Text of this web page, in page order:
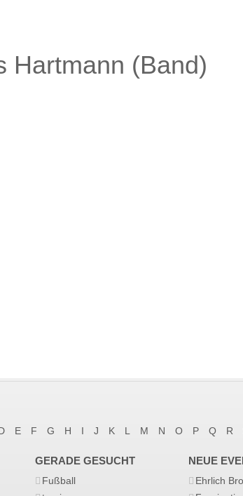
Hartmann (Band)
E F G H I J K L M N O P Q R
GERADE GESUCHT
Fußball
NEUE
Ehrlich